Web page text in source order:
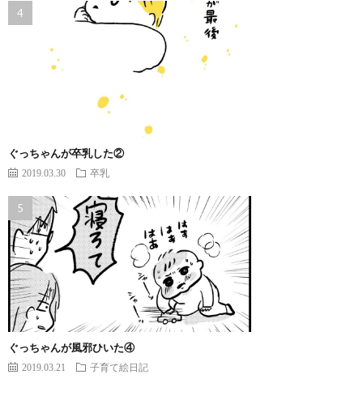
ぐっちゃんが卒乳した②
2019.03.30 卒乳
ぐっちゃんが風邪ひいた④
2019.03.21 子育て絵日記